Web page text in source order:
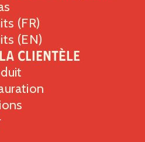
sucres ajoutés
indique la quantité d’un
portion d’aliment qui contribue
(FR)
(EN)
la clientèle